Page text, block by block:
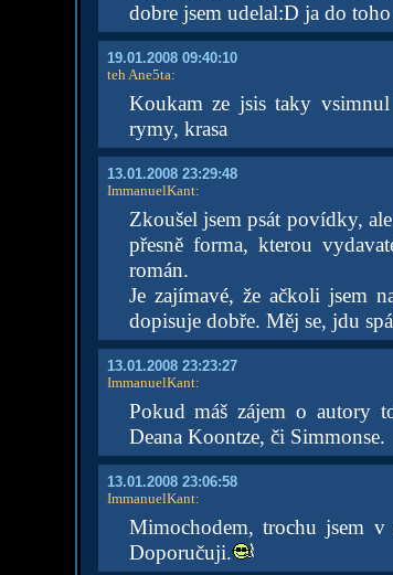
dobre jsem udelal:D ja do
19.01.2008 09:40:10
teh Ane5ta:
Koukam ze jsis taky
rymy, krasa
13.01.2008 23:29:48
ImmanuelKant:
Zkoušel jsem psát povídky,
přesně forma, kterou
román.
Je zajímavé, že ačkoli jsem
dopisuje dobře. Měj se, jdu
13.01.2008 23:23:27
ImmanuelKant:
Pokud máš zájem o autory
Deana Koontze, či Simmonse.
13.01.2008 23:06:58
ImmanuelKant:
Mimochodem, trochu jsem v
Doporučuji.